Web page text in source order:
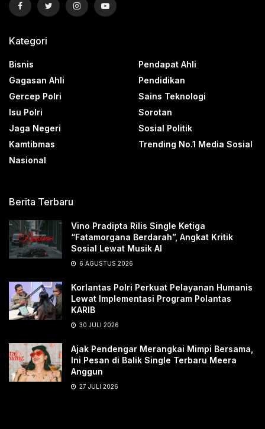
Kategori
Bisnis
Gagasan Ahli
Gercep Polri
Isu Polri
Jaga Negeri
Kamtibmas
Nasional
Pendapat Ahli
Pendidikan
Sains Teknologi
Sorotan
Sosial Politik
Trending No.1 Media Sosial
Berita Terbaru
Vino Pradipta Rilis Single Ketiga
“Fatamorgana Berdarah”, Angkat Kritik
Sosial Lewat Musik AI
6 AGUSTUS 2026
Korlantas Polri Perkuat Pelayanan Humanis
Lewat Implementasi Program Polantas
KARIB
30 JULI 2026
Ajak Pendengar Merangkai Mimpi Bersama,
Ini Pesan di Balik Single Terbaru Meera
Anggun
27 JULI 2026